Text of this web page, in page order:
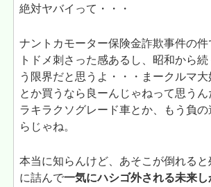
絶対ヤバイって・・・
ナントカモーター保険金詐欺事件の件
トドメ刺さった感あるし、昭和から
う限界だと思うよ・・・まークルマ
とか買うなら良ーんじゃねって思う
ラキラクソグレード車とか、もう負
らじゃね。
本当に知らんけど、あそこが倒れる
に詰んで一気にハシゴ外される未来